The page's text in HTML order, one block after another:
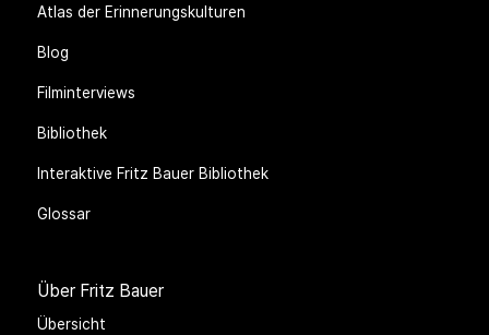
Atlas der Erinnerungskulturen
Blog
Filminterviews
Bibliothek
Interaktive Fritz Bauer Bibliothek
Glossar
Über Fritz Bauer
Übersicht